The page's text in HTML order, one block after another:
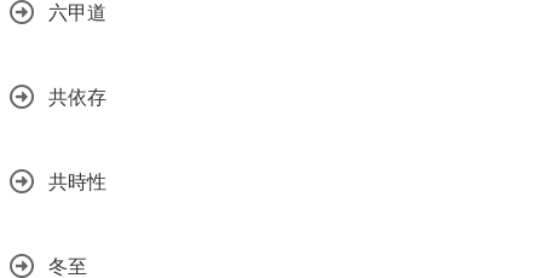
六甲道
共依存
共時性
冬至